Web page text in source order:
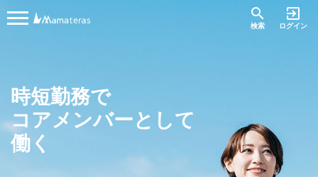
search
検索
exit_to_app
ログイン
時短勤務で
コアメンバーとして
働く